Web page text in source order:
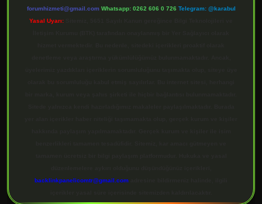
forumhizmeti@gmail.com Whatsapp: 0262 606 0 726 Telegram: @karabul
Yasal Uyarı:
backlinkpanelicomtr@gmail.com